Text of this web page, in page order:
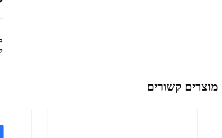
מוצרים קשורים